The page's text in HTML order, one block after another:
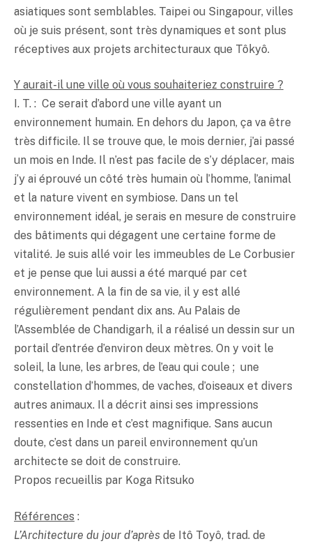
asiatiques sont semblables. Taipei ou Singapour, villes
où je suis présent, sont très dynamiques et sont plus
réceptives aux projets architecturaux que Tôkyô.
Y aurait-il une ville où vous souhaiteriez construire ?
I. T. : Ce serait d’abord une ville ayant un
environnement humain. En dehors du Japon, ça va être
très difficile. Il se trouve que, le mois dernier, j’ai passé
un mois en Inde. Il n’est pas facile de s’y déplacer, mais
j’y ai éprouvé un côté très humain où l’homme, l’animal
et la nature vivent en symbiose. Dans un tel
environnement idéal, je serais en mesure de construire
des bâtiments qui dégagent une certaine forme de
vitalité. Je suis allé voir les immeubles de Le Corbusier
et je pense que lui aussi a été marqué par cet
environnement. A la fin de sa vie, il y est allé
régulièrement pendant dix ans. Au Palais de
l’Assemblée de Chandigarh, il a réalisé un dessin sur un
portail d’entrée d’environ deux mètres. On y voit le
soleil, la lune, les arbres, de l’eau qui coule ; une
constellation d’hommes, de vaches, d’oiseaux et divers
autres animaux. Il a décrit ainsi ses impressions
ressenties en Inde et c’est magnifique. Sans aucun
doute, c’est dans un pareil environnement qu’un
architecte se doit de construire.
Propos recueillis par Koga Ritsuko
Références :
L’Architecture du jour d’après de Itô Toyô, trad. de